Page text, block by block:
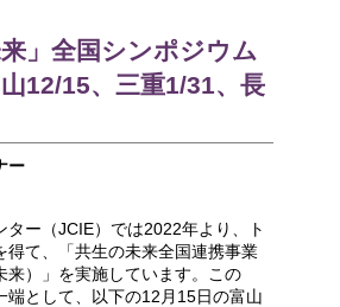
来」全国シンポジウム
12/15、三重1/31、長
ー
ター（JCIE）では2022年より、ト
得て、「共生の未来全国連携事業
来）」を実施しています。この
端として、以下の12月15日の富山